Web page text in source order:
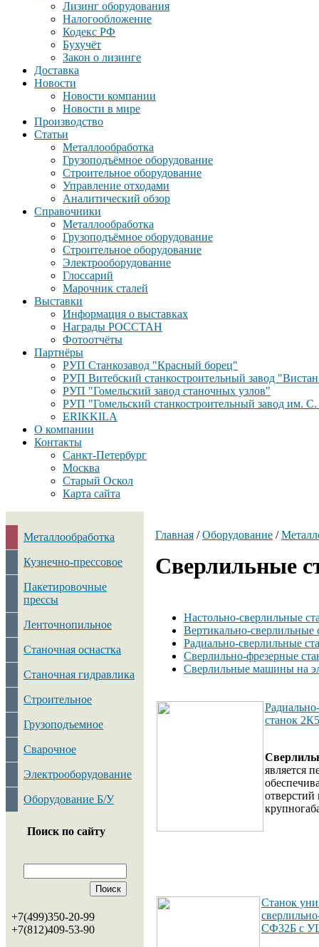
Лизинг оборудования
Налогообложение
Кодекс РФ
Бухучёт
Закон о лизинге
Доставка
Новости
Новости компании
Новости в мире
Производство
Статьи
Металлообработка
Грузоподъёмное оборудование
Строительное оборудование
Управление отходами
Аналитический обзор
Справочники
Металлообработка
Грузоподъёмное оборудование
Строительное оборудование
Электрооборудование
Глоссарий
Марочник сталей
Выставки
Информация о выставках
Награды РОССТАН
Фотоотчёты
Партнёры
РУП Станкозавод "Красный борец"
РУП Витебский станкостроительный завод
РУП "Гомельский завод станочных узлов"
РУП "Гомельский станкостроительный завод им.
ERIKKILA
О компании
Контакты
Санкт-Петербург
Москва
Старый Оскол
Карта сайта
Металлообработка
Кузнечно-прессовое
Пакетировочные
прессы
Ленточнопильное
Станочная оснастка
Станочная гидравлика
Строительное
Грузоподъемное
Сварочное
Электрооборудование
Оборудование Б/У
Поиск по сайту
+7(499)350-20-99
+7(812)409-53-90
Главная /Оборудование /
Сверлильные
Настольно-сверлильные
Вертикально-сверлильные
Радиально-сверлильные
Сверлильно-фрезерные
Сверлильные машины на
станок
является
Станок
СФ32Б с